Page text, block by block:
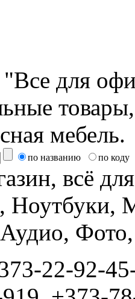
для
мебель.
по названию по коду
всё
Ноутбуки,
22-92-